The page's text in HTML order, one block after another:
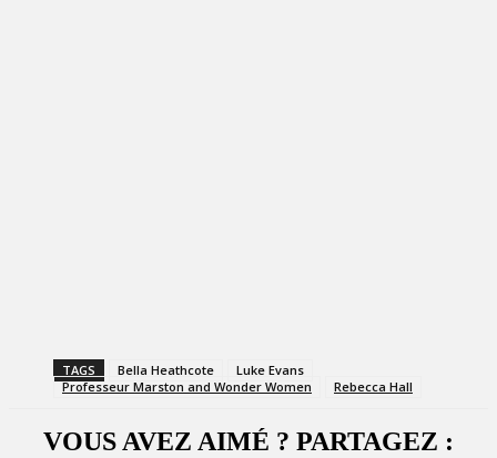
TAGS Bella Heathcote
Luke Evans
Professeur Marston and Wonder Women
Rebecca Hall
VOUS AVEZ AIMÉ ? PARTAGEZ :